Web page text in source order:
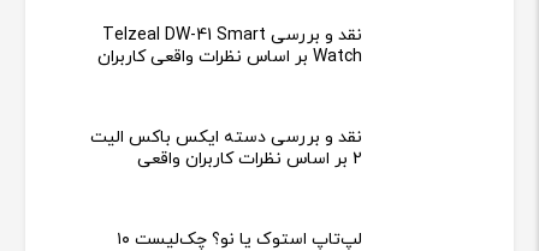
نقد و بررسی Telzeal DW-41 Smart
Watch بر اساس نظرات واقعی کاربران
نقد و بررسی دسته ایکس باکس الیت
2 بر اساس نظرات کاربران واقعی
لپ‌تاپ استوک یا نو؟ چک‌لیست ۱۰